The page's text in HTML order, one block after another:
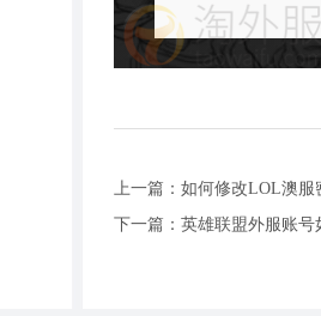
上一篇： 如何修改LOL澳服
下一篇： 英雄联盟外服账